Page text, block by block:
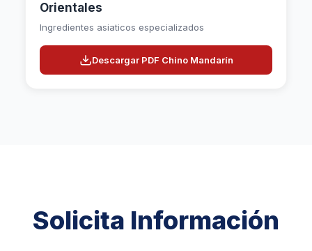
Orientales
Ingredientes asiaticos especializados
Descargar PDF Chino Mandarín
Solicita Información